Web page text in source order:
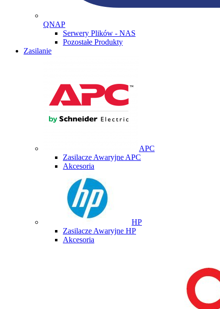
QNAP
Serwery Plików - NAS
Pozostałe Produkty
Zasilanie
APC
Zasilacze Awaryjne APC
Akcesoria
HP
Zasilacze Awaryjne HP
Akcesoria